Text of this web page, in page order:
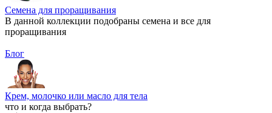
Семена для проращивания
В данной коллекции подобраны семена и все для
проращивания
Блог
Крем, молочко или масло для тела
что и когда выбрать?